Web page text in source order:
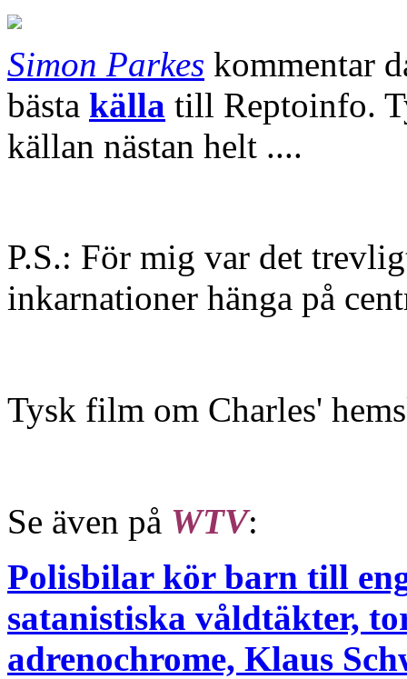
Simon Parkes kommentar
bästa källa till Reptoinfo.
källan nästan helt ....
P.S.: För mig var det
inkarnationer hänga på
Tysk film om Charles'
Se även på WTV:
Polisbilar kör barn till
satanistiska våldtäkter,
adrenochrome, Klaus